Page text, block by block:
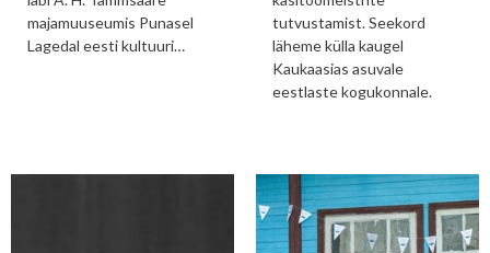
majamuuseumis Punasel
Lagedal eesti kultuuri…
tutvustamist. Seekord
läheme külla kaugel
Kaukaasias asuvale
eestlaste kogukonnale.